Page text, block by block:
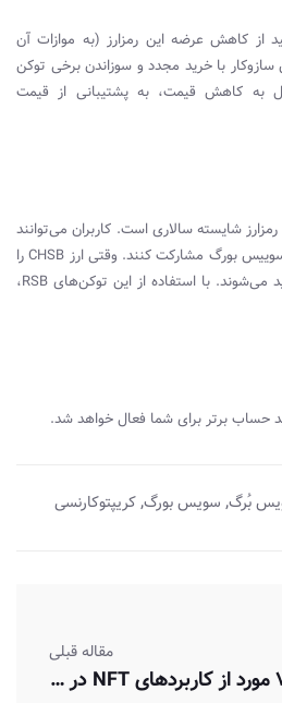
از کاهش عرضه این رمزارز (به موازات آن
با خرید مجدد و سوزاندن برخی توکن
به کاهش قیمت، به پشتیبانی از قیمت
شایسته سالاری است. کاربران می‌توانند
بورگ مشارکت کنند. وقتی ارز CHSBرا
می‌شوند. با استفاده از این توکن‌های RSB،
حساب برتر برای شما فعال خواهد شد.
بُرگ, سویس بورگ,کریپتوکارنسی
مقاله قبلی
معرفی ۷ مورد از کاربردهای NFT در دنیای واقعی و دیجیتال!